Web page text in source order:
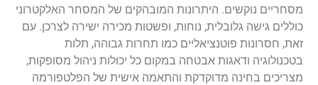
מסחריים נוקשים. היתרונות המובהקים של המסחר האלקטרוני
כוללים גישה גלובלית, נוחות, ופשטות מכירה ישירה לצרכן. עם
זאת, חסרונות פוטנציאליים כמו תחרות גבוהה, תלות
בטכנולוגיה ודאגות אבטחה במקום כל יכולות ניהול מסופקות,
מצריכים בחינה מדוקדקת והתאמה אישית של הפלטפורמה